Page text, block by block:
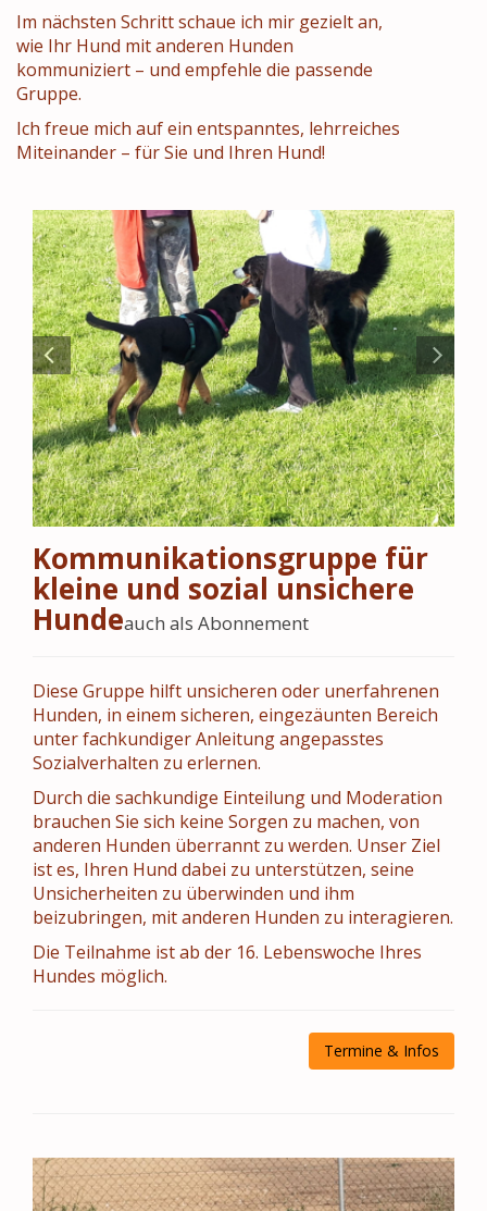
Im nächsten Schritt schaue ich mir gezielt an,
wie Ihr Hund mit anderen Hunden
kommuniziert – und empfehle die passende
Gruppe.
Ich freue mich auf ein entspanntes, lehrreiches
Miteinander – für Sie und Ihren Hund!
Kommunikationsgruppe für
kleine und sozial unsichere
Hundeauch als Abonnement
Diese Gruppe hilft unsicheren oder unerfahrenen
Hunden, in einem sicheren, eingezäunten Bereich
unter fachkundiger Anleitung angepasstes
Sozialverhalten zu erlernen.
Durch die sachkundige Einteilung und Moderation
brauchen Sie sich keine Sorgen zu machen, von
anderen Hunden überrannt zu werden. Unser Ziel
ist es, Ihren Hund dabei zu unterstützen, seine
Unsicherheiten zu überwinden und ihm
beizubringen, mit anderen Hunden zu interagieren.
Die Teilnahme ist ab der 16. Lebenswoche Ihres
Hundes möglich.
Termine & Infos